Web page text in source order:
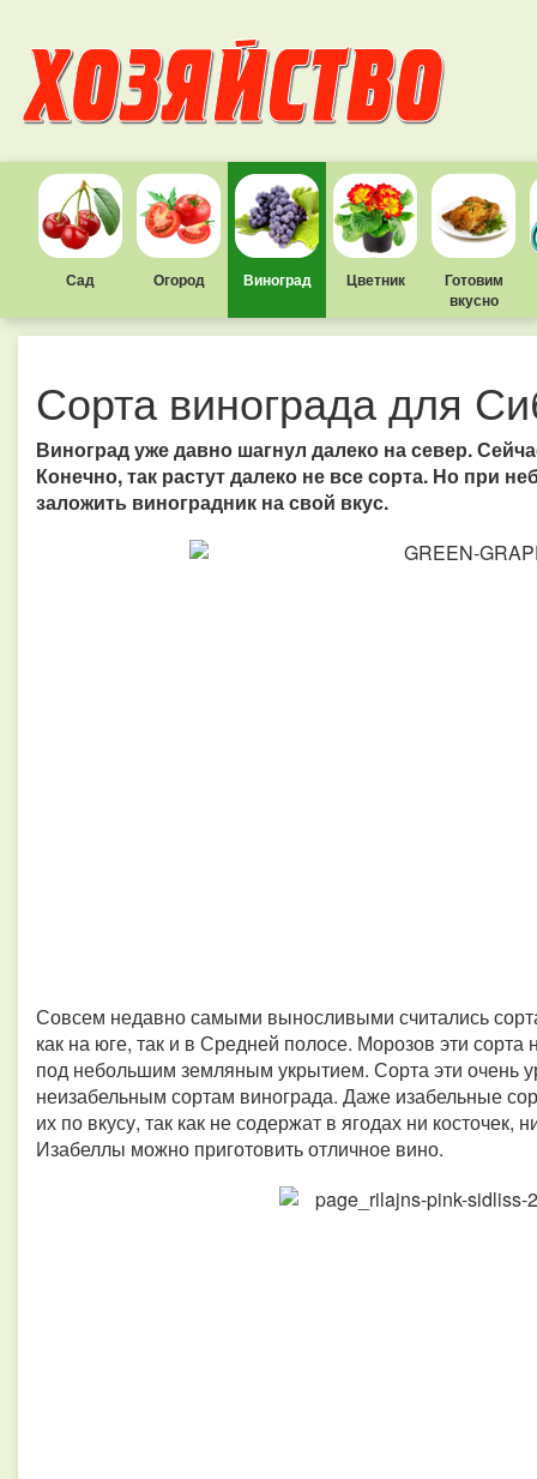
Сад Огород Виноград Цветник
Готовим
вкусно
Сорта винограда для
Виноград уже давно шагнул далеко на север.
Конечно, так растут далеко не все сорта. Но при
заложить виноградник на свой вкус.
Совсем недавно самыми выносливыми считались
как на юге, так и в Средней полосе. Морозов эти
под небольшим земляным укрытием. Сорта эти очень
неизабельным сортам винограда. Даже изабельные
их по вкусу, так как не содержат в ягодах ни
Изабеллы можно приготовить отличное вино.